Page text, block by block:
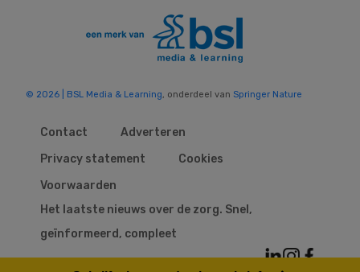
© 2026 | BSL Media & Learning, onderdeel van Springer Nature
Contact
Adverteren
Privacy statement
Cookies
Voorwaarden
Het laatste nieuws over de zorg. Snel,
geïnformeerd, compleet